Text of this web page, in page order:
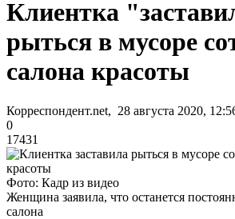
Клиентка
рыться в мусоре
салона красоты
Корреспондент.net, 28 августа 2020,
0
17431
Фото: Кадр из видео
Женщина заявила, что останется
салона